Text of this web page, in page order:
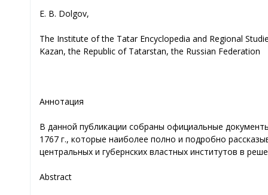
E. B. Dolgov,
The Institute of the Tatar Encyclopedia and Regional
Kazan, the Republic of Tatarstan, the Russian Federation
Аннотация
В данной публикации собраны официальные
1767 г., которые наиболее полно и подробно
центральных и губернских властных институтов в
Abstract